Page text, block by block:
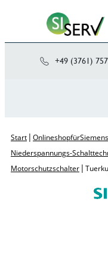
+49 (3761)
Start | Onlineshop für
Niederspannungs-
Motorschutzschalter |